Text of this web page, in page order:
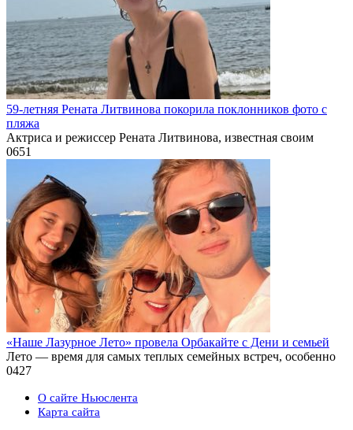
59-летняя Рената Литвинова покорила поклонников фото с
пляжа
Актриса и режиссер Рената Литвинова, известная своим
0651
«Наше Лазурное Лето» провела Орбакайте с Дени и семьей
Лето — время для самых теплых семейных встреч, особенно
0427
О сайте Ньюслента
Карта сайта